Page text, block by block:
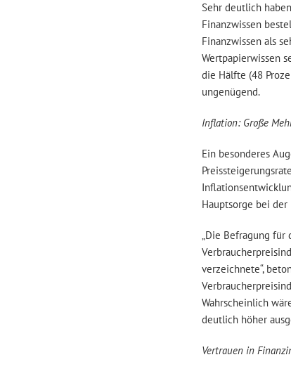
Sehr deutlich
Finanzwissen
Finanzwissen als
Wertpapierwissen
die Hälfte (48
ungenügend.
Inflation: Große
Ein besonderes
Hauptsorge bei der
„Die Befragung für
verzeichnete“,
Wahrscheinlich
deutlich höher
Vertrauen in